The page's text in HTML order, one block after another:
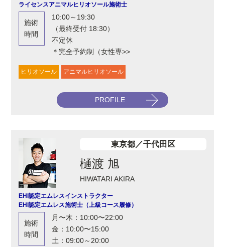
ライセンスアニマルヒリオソール施術士
施術
時間
10:00～19:30
（最終受付 18:30）
不定休
＊完全予約制（女性専>>
ヒリオソール アニマルヒリオソール
PROFILE
東京都／千代田区
樋渡 旭
HIWATARI AKIRA
EHI認定エムレスインストラクター
EHI認定エムレス施術士（上級コース履修）
施術
時間
月〜木：10:00〜22:00
金：10:00〜15:00
土：09:00～20:00